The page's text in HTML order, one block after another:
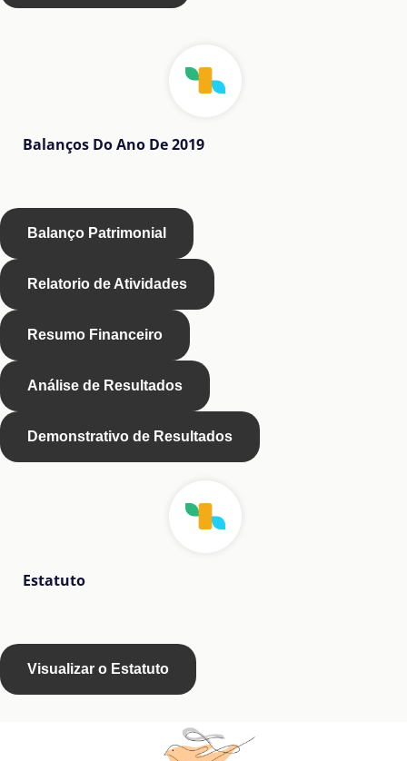
Balanços Do Ano De 2019
Balanço Patrimonial
Relatorio de Atividades
Resumo Financeiro
Análise de Resultados
Demonstrativo de Resultados
Estatuto
Visualizar o Estatuto